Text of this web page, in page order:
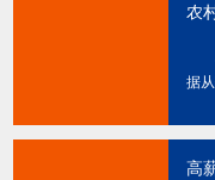
农
据
高